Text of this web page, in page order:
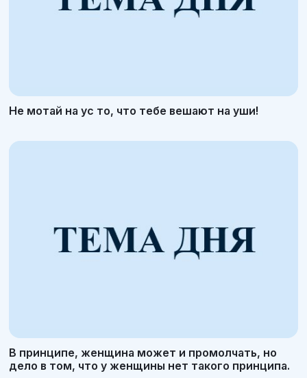
Не мотай на ус то, что тебе вешают на уши!
В принципе, женщина может и промолчать, но
дело в том, что у женщины нет такого принципа.